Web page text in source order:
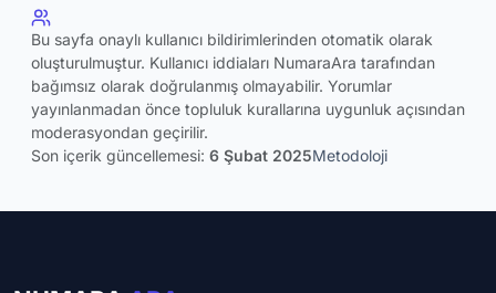
Bu sayfa onaylı kullanıcı bildirimlerinden otomatik olarak
oluşturulmuştur. Kullanıcı iddiaları NumaraAra tarafından
bağımsız olarak doğrulanmış olmayabilir. Yorumlar
yayınlanmadan önce topluluk kurallarına uygunluk açısından
moderasyondan geçirilir.
Son içerik güncellemesi: 6 Şubat 2025Metodoloji